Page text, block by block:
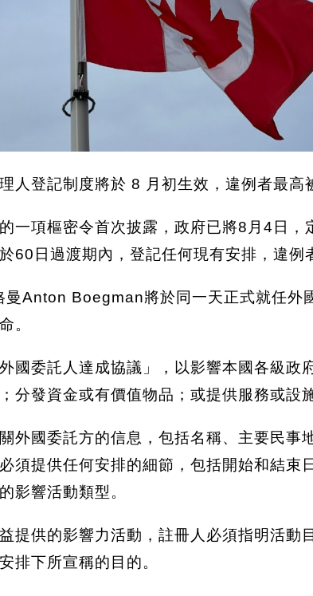
人登記制度將於 8 月初生效，違例者最高
一項樞密令首次披露，政府已將8月4日
60日過渡期內，登記任何現有安排，違例
Anton Boegman將於同一天正式就任外
。
國委託人達成協議」，以影響本國各級
分發資金或有價值物品；或提供服務或設
外國委託方的信息，包括名稱、主要民
須提供任何安排的細節，包括開始和結
影響活動類型。
提供的影響力活動，註冊人必須指明活
排下所宣稱的目的。